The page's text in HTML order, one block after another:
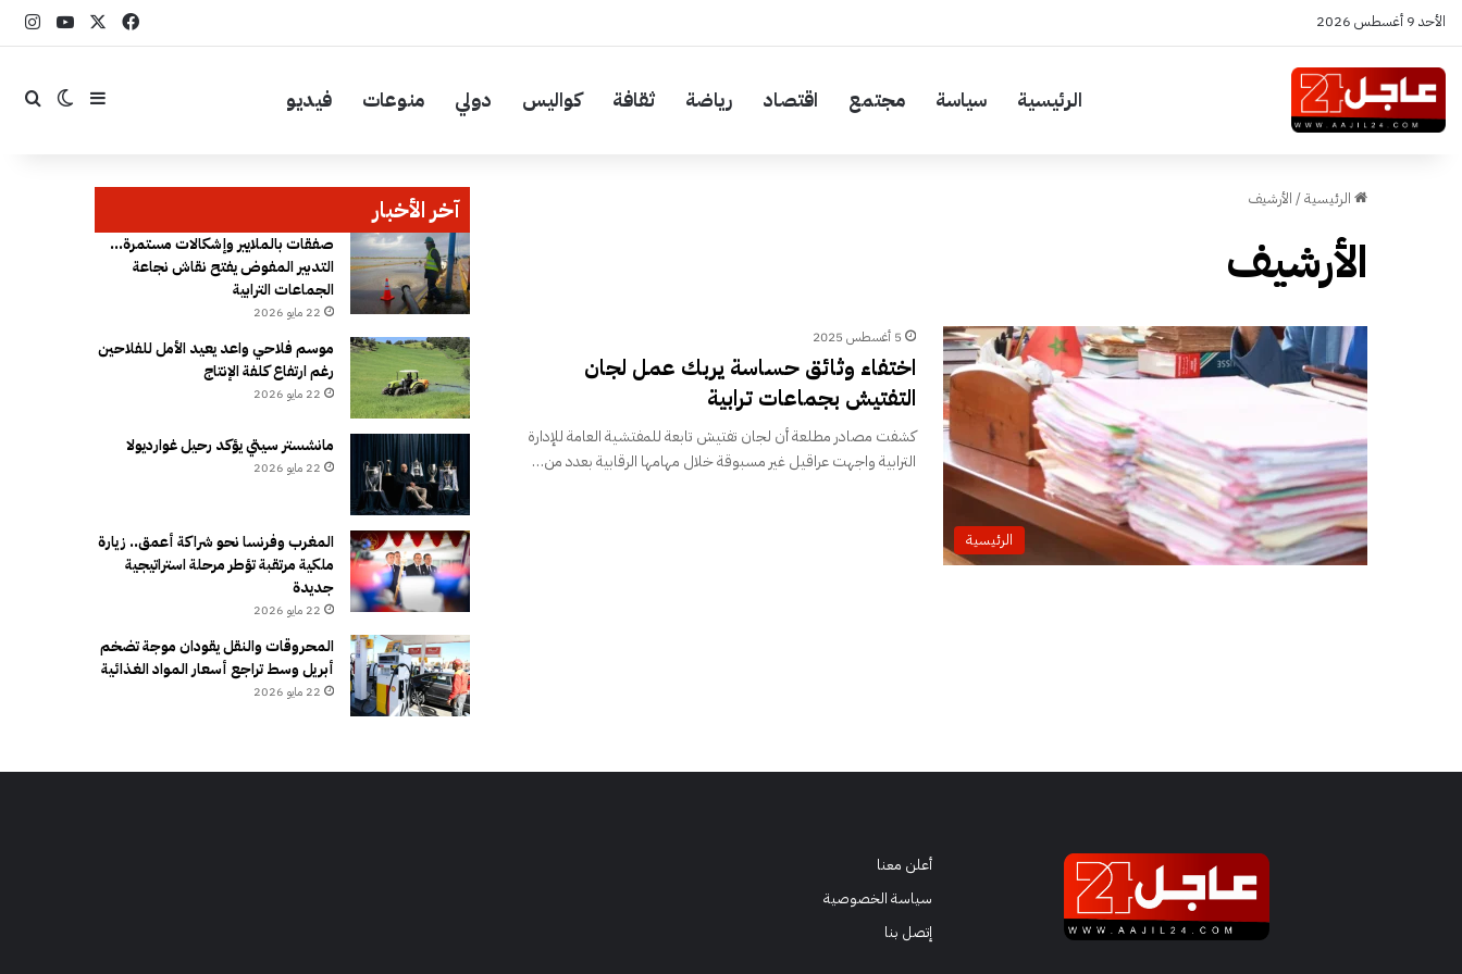
الأحد 9 أغسطس 2026 فيسبوك
الرئيسية سياسة مجتمع اقتصاد رياضة ثقافة كواليس دولي منوعات فيديو إضافة عمود
الوضع
الرئيسية/ الأرشيف
الأرشيف
الرئيسية
5 أغسطس 2025
اختفاء وثائق حساسة يربك عمل لجان
التفتيش بجماعات ترابية
كشفت مصادر مطلعة أن لجان تفتيش تابعة للمفتشية العامة للإدارة
الترابية واجهت عراقيل غير مسبوقة خلال مهامها الرقابية بعدد من…
آخر الأخبار
صفقات بالملايير وإشكالات مستمرة…
التدبير المفوض يفتح نقاش نجاعة
الجماعات الترابية
22 مايو 2026
موسم فلاحي واعد يعيد الأمل للفلاحين
رغم ارتفاع كلفة الإنتاج
22 مايو 2026
مانشستر سيتي يؤكد رحيل غوارديولا
22 مايو 2026
المغرب وفرنسا نحو شراكة أعمق.. زيارة
ملكية مرتقبة تؤطر مرحلة استراتيجية
جديدة
22 مايو 2026
المحروقات والنقل يقودان موجة تضخم
أبريل وسط تراجع أسعار المواد الغذائية
22 مايو 2026
أعلن معنا
سياسة الخصوصية
إتصل بنا